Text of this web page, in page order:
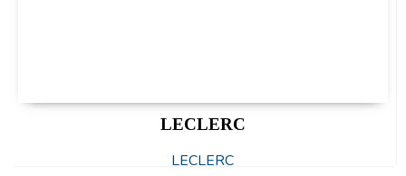
LECLERC
LECLERC